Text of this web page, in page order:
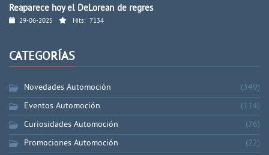
Reaparece hoy el DeLorean de regres
29-06-2025 Hits: 7134
CATEGORÍAS
Novedades Automoción
(349)
Eventos Automoción
(114)
Curiosidades Automoción
(76)
Promociones Automoción
(22)